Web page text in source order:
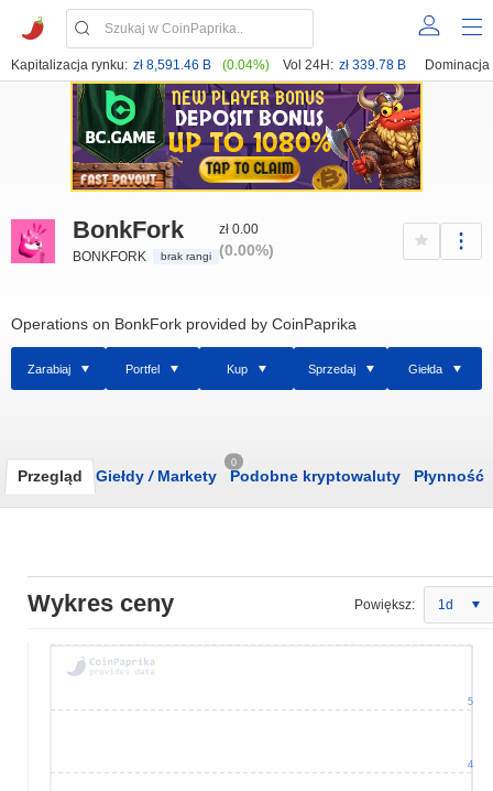
Kapitalizacja rynku: zł 8,591.46 B (0.04%) Vol 24H: zł 339.78 B Dominacja
BonkFork
BONKFORK brak rangi
zł 0.00
(0.00%)
Operations on BonkFork provided by CoinPaprika
Zarabiaj Portfel Kup Sprzedaj Giełda
Przegląd Giełdy /Markety
0
Podobne kryptowaluty Płynność
Wykres ceny Powiększ: 1d
4
5